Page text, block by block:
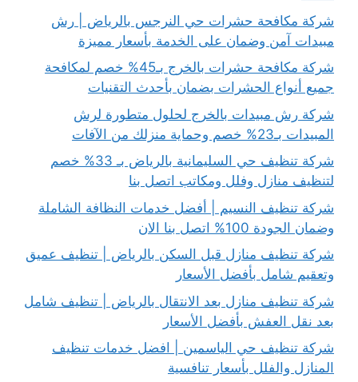
شركة مكافحة حشرات حي النرجس بالرياض | رش
مبيدات آمن وضمان على الخدمة بأسعار مميزة
شركة مكافحة حشرات بالخرج بـ45% خصم لمكافحة
جميع أنواع الحشرات بضمان بأحدث التقنيات
شركة رش مبيدات بالخرج لحلول متطورة لرش
المبيدات بـ23% خصم وحماية منزلك من الآفات
شركة تنظيف حي السليمانية بالرياض بـ 33% خصم
لتنظيف منازل وفلل ومكاتب اتصل بنا
شركة تنظيف النسيم | أفضل خدمات النظافة الشاملة
وضمان الجودة 100% اتصل بنا الان
شركة تنظيف منازل قبل السكن بالرياض | تنظيف عميق
وتعقيم شامل بأفضل الأسعار
شركة تنظيف منازل بعد الانتقال بالرياض | تنظيف شامل
بعد نقل العفش بأفضل الأسعار
شركة تنظيف حي الياسمين | افضل خدمات تنظيف
المنازل والفلل بأسعار تنافسية